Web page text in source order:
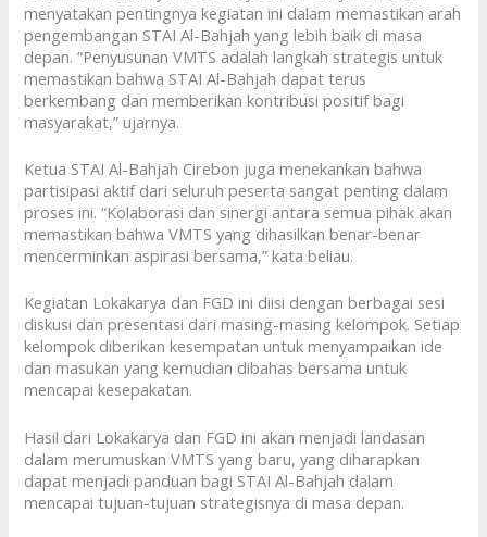
menyatakan pentingnya kegiatan ini dalam memastikan arah
pengembangan STAI Al-Bahjah yang lebih baik di masa
depan. “Penyusunan VMTS adalah langkah strategis untuk
memastikan bahwa STAI Al-Bahjah dapat terus
berkembang dan memberikan kontribusi positif bagi
masyarakat,” ujarnya.
Ketua STAI Al-Bahjah Cirebon juga menekankan bahwa
partisipasi aktif dari seluruh peserta sangat penting dalam
proses ini. “Kolaborasi dan sinergi antara semua pihak akan
memastikan bahwa VMTS yang dihasilkan benar-benar
mencerminkan aspirasi bersama,” kata beliau.
Kegiatan Lokakarya dan FGD ini diisi dengan berbagai sesi
diskusi dan presentasi dari masing-masing kelompok. Setiap
kelompok diberikan kesempatan untuk menyampaikan ide
dan masukan yang kemudian dibahas bersama untuk
mencapai kesepakatan.
Hasil dari Lokakarya dan FGD ini akan menjadi landasan
dalam merumuskan VMTS yang baru, yang diharapkan
dapat menjadi panduan bagi STAI Al-Bahjah dalam
mencapai tujuan-tujuan strategisnya di masa depan.